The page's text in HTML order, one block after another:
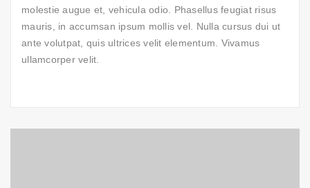
molestie augue et, vehicula odio. Phasellus feugiat risus
mauris, in accumsan ipsum mollis vel. Nulla cursus dui ut
ante volutpat, quis ultrices velit elementum. Vivamus
ullamcorper velit.